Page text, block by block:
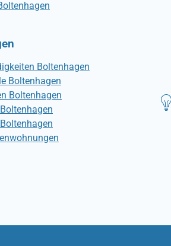
Boltenhagen
Boltenhagen
Boltenhagen